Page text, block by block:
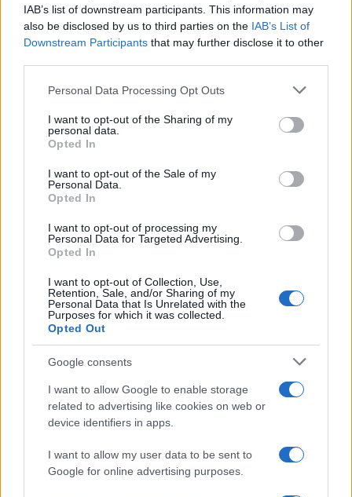
IAB’s list of downstream participants. This information may
also be disclosed by us to third parties on the IAB’s List of
Downstream Participants that may further disclose it to other
Please note that this website/app uses one or more Google
not limited to your visit or usage behaviour. You may click to
grant or deny consent to Google and its third-party tags to
use your data for below specified purposes in below Google
consent section.
Personal Data Processing Opt Outs
I want to opt-out of the Sharing of my
personal data.
Opted In
I want to opt-out of the Sale of my
Personal Data.
Opted In
I want to opt-out of processing my
Personal Data for Targeted Advertising.
Opted In
I want to opt-out of Collection, Use,
Retention, Sale, and/or Sharing of my
Personal Data that Is Unrelated with the
Purposes for which it was collected.
Opted Out
Google consents
I want to allow Google to enable storage
related to advertising like cookies on web or
device identifiers in apps.
I want to allow my user data to be sent to
Google for online advertising purposes.
ΔΙΑΦΗΜΙΣΗ
Αν τα χάσατε
Τραγωδία με 4χρονο αγόρι
που εστιάζουν οι
αστυνομικοί για τον πνιγμό
στην πισίνα
φτάνουν τα 80 χλμ/
«Red Code» σε 6
για κίνδυνο